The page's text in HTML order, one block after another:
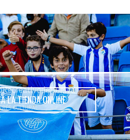
LA TIENDA ONLINE